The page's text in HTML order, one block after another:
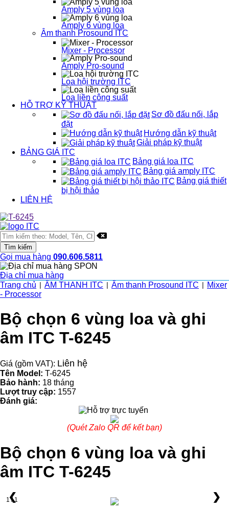
Amply 5 vùng loa
Amply 6 vùng loa
Âm thanh Prosound ITC
Mixer - Processor
Amply Pro-sound
Loa hội trường ITC
Loa liền công suất
HỖ TRỢ KỸ THUẬT
Sơ đồ đấu nối, lắp
đặt
Hướng dẫn kỹ thuật
Giải pháp kỹ thuật
BẢNG GIÁ ITC
Bảng giá loa ITC
Bảng giá amply ITC
Bảng giá thiết
bị hội thảo
LIÊN HỆ
Gọi mua hàng 090.606.5811
Địa chỉ mua hàng
Trang chủ
ÂM THANH ITC Âm thanh Prosound ITC
Mixer
- Processor
Bộ chọn 6 vùng loa và ghi
âm ITC T-6245
Giá (gồm VAT): Liên hệ
Tên Model: T-6245
Bảo hành: 18 tháng
Lượt truy cập: 1557
Đánh giá:
(Quét Zalo QR để kết bạn)
Bộ chọn 6 vùng loa và ghi
âm ITC T-6245
1 / 1
❮ ❯